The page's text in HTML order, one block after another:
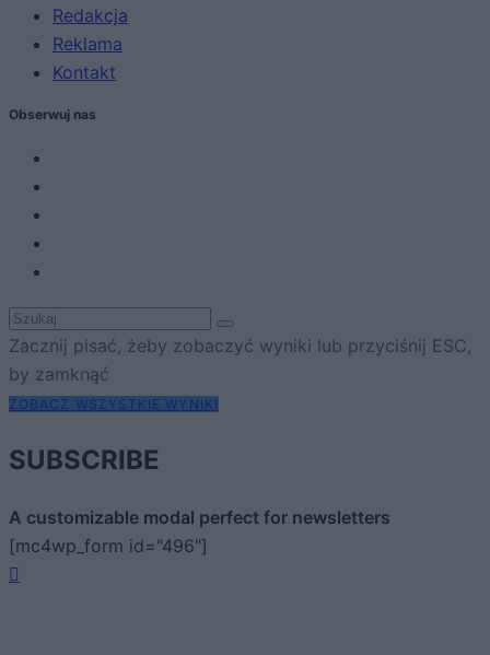
Redakcja
Reklama
Kontakt
Obserwuj nas
Zacznij pisać, żeby zobaczyć wyniki lub przyciśnij ESC,
by zamknąć
ZOBACZ WSZYSTKIE WYNIKI
SUBSCRIBE
A customizable modal perfect for newsletters
[mc4wp_form id="496"]